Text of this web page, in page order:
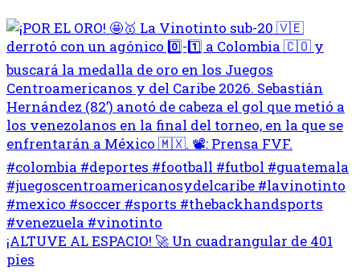
¡ALTUVE AL ESPACIO! 🚀 Un cuadrangular de 401
pies